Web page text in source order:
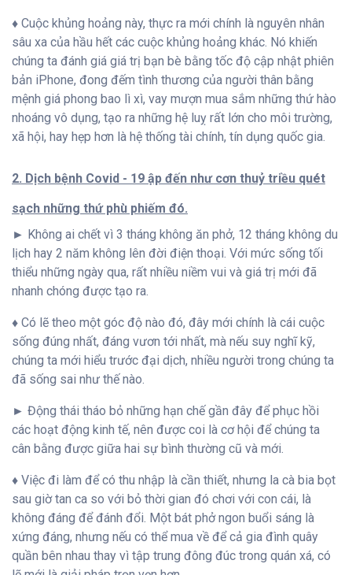
♦ Cuộc khủng hoảng này, thực ra mới chính là nguyên nhân
sâu xa của hầu hết các cuộc khủng hoảng khác. Nó khiến
chúng ta đánh giá giá trị bạn bè bằng tốc độ cập nhật phiên
bản iPhone, đong đếm tình thương của người thân bằng
mệnh giá phong bao lì xì, vay mượn mua sắm những thứ hào
nhoáng vô dụng, tạo ra những hệ luỵ rất lớn cho môi trường,
xã hội, hay hẹp hơn là hệ thống tài chính, tín dụng quốc gia.
2. Dịch bệnh Covid - 19 ập đến như cơn thuỷ triều quét
sạch những thứ phù phiếm đó.
► Không ai chết vì 3 tháng không ăn phở, 12 tháng không du
lịch hay 2 năm không lên đời điện thoại. Với mức sống tối
thiểu những ngày qua, rất nhiều niềm vui và giá trị mới đã
nhanh chóng được tạo ra.
♦ Có lẽ theo một góc độ nào đó, đây mới chính là cái cuộc
sống đúng nhất, đáng vươn tới nhất, mà nếu suy nghĩ kỹ,
chúng ta mới hiểu trước đại dịch, nhiều người trong chúng ta
đã sống sai như thế nào.
► Động thái tháo bỏ những hạn chế gần đây để phục hồi
các hoạt động kinh tế, nên được coi là cơ hội để chúng ta
cân bằng được giữa hai sự bình thường cũ và mới.
♦ Việc đi làm để có thu nhập là cần thiết, nhưng la cà bia bọt
sau giờ tan ca so với bỏ thời gian đó chơi với con cái, là
không đáng để đánh đổi. Một bát phở ngon buổi sáng là
xứng đáng, nhưng nếu có thể mua về để cả gia đình quây
quần bên nhau thay vì tập trung đông đúc trong quán xá, có